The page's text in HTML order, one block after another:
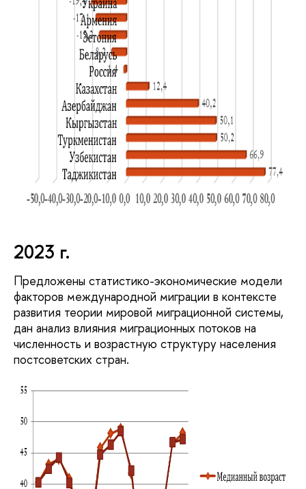
2023 г.
Предложены статистико-экономические модели
факторов международной миграции в контексте
развития теории мировой миграционной системы,
дан анализ влияния миграционных потоков на
численность и возрастную структуру населения
постсоветских стран.